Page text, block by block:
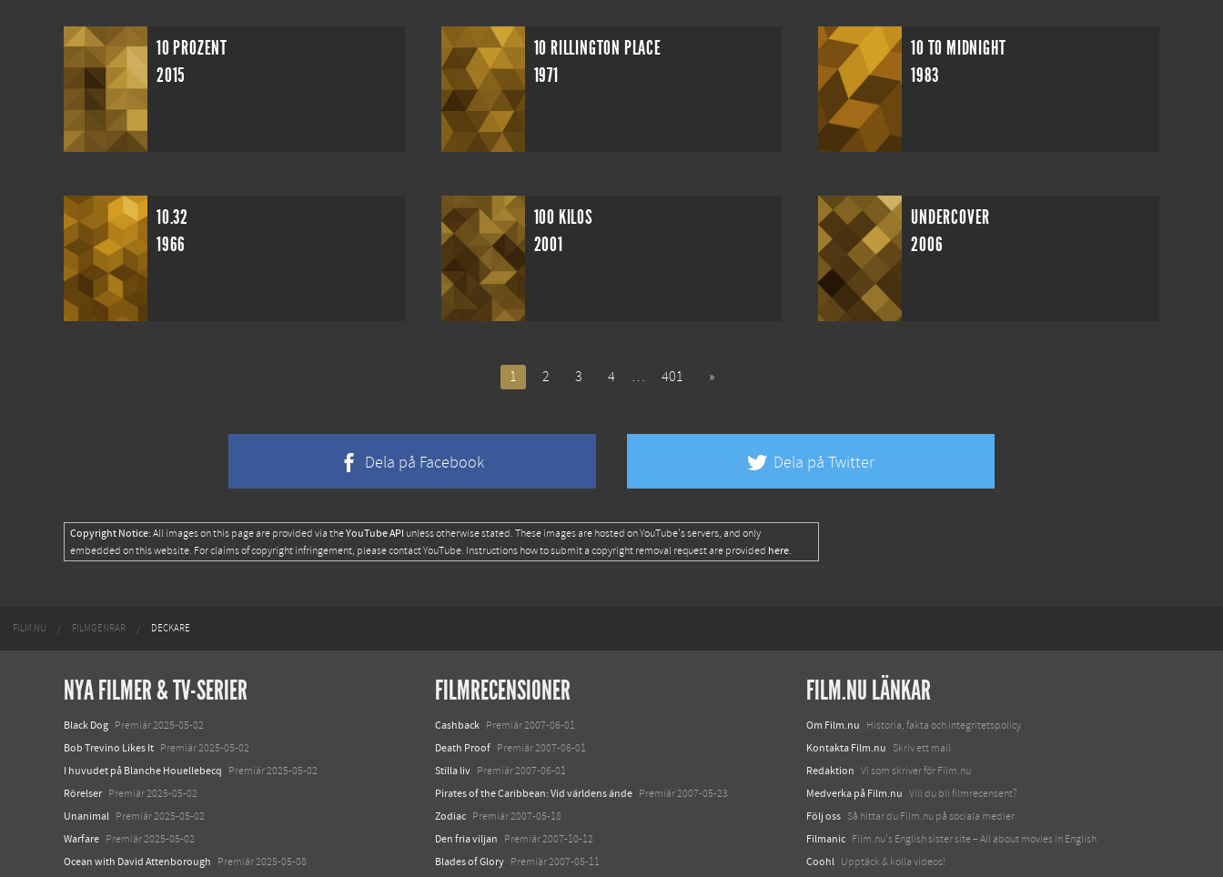
10 PROZENT
2015
10 RILLINGTON PLACE
1971
10 TO MIDNIGHT
1983
10.32
1966
100 KILOS
2001
UNDERCOVER
2006
1 2 3 4 … 401 »
Dela på Facebook Dela på Twitter
Copyright Notice: All images on this page are provided via theYouTube API unless otherwise stated. These images are hosted on YouTube's servers, and only
embedded on this website. For claims of copyright infringement, please contact YouTube. Instructions how to submit a copyright removal request are provided here.
FILM.NU FILMGENRAR DECKARE
NYA FILMER & TV-SERIER
Black Dog Premiär 2025-05-02
Bob Trevino Likes It Premiär 2025-05-02
I huvudet på Blanche Houellebecq Premiär 2025-05-02
Rörelser Premiär 2025-05-02
Unanimal Premiär 2025-05-02
Warfare Premiär 2025-05-02
Ocean with David Attenborough Premiär 2025-05-08
FILMRECENSIONER
Cashback Premiär 2007-06-01
Death Proof Premiär 2007-06-01
Stilla liv Premiär 2007-06-01
Pirates of the Caribbean: Vid världens ände Premiär 2007-05-23
Zodiac Premiär 2007-05-18
Den fria viljan Premiär 2007-10-12
Blades of Glory Premiär 2007-05-11
FILM.NU LÄNKAR
Om Film.nu Historia, fakta och integritetspolicy
Kontakta Film.nu Skriv ett mail
Redaktion Vi som skriver för Film.nu
Medverka på Film.nu Vill du bli filmrecensent?
Följ oss Så hittar du Film.nu på sociala medier
Filmanic Film.nu's English sister site – All about movies in English
Coohl Upptäck & kolla videos!